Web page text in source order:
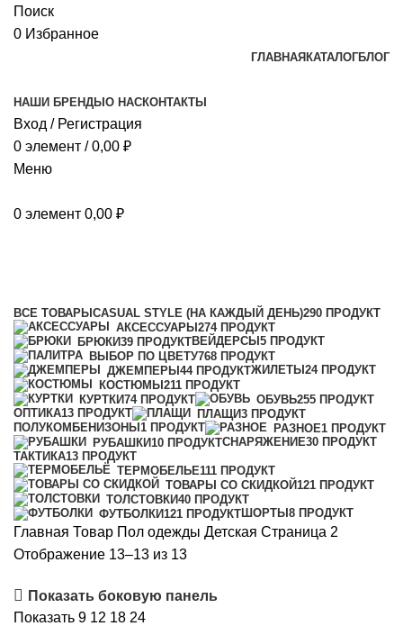
Поиск
0 Избранное
ГЛАВНАЯ КАТАЛОГБЛОГ
НАШИ БРЕНДЫ О НАСКОНТАКТЫ
Вход / Регистрация
0 элемент / 0,00 ₽
Меню
0 элемент 0,00 ₽
ВСЕ ТОВАРЫ CASUAL STYLE (НА КАЖДЫЙ ДЕНЬ)290 ПРОДУКТ
АКСЕССУАРЫ274 ПРОДУКТ
БРЮКИ39 ПРОДУКТВЕЙДЕРСЫ 5 ПРОДУКТ
ВЫБОР ПО ЦВЕТУ768 ПРОДУКТ
ДЖЕМПЕРЫ44 ПРОДУКТЖИЛЕТЫ 24 ПРОДУКТ
КОСТЮМЫ211 ПРОДУКТ
КУРТКИ74 ПРОДУКТ ОБУВЬ255 ПРОДУКТ
ОПТИКА13 ПРОДУКТ ПЛАЩИ3 ПРОДУКТ
ПОЛУКОМБЕНИЗОНЫ 1 ПРОДУКТ РАЗНОЕ1 ПРОДУКТ
РУБАШКИ10 ПРОДУКТСНАРЯЖЕНИЕ30 ПРОДУКТ
ТАКТИКА13 ПРОДУКТ
ТЕРМОБЕЛЬЕ111 ПРОДУКТ
ТОВАРЫ СО СКИДКОЙ121 ПРОДУКТ
ТОЛСТОВКИ40 ПРОДУКТ
ФУТБОЛКИ121 ПРОДУКТШОРТЫ 8 ПРОДУКТ
Главная Товар Пол одежды Детская Страница 2
Отображение 13–13 из 13Сортировка:
недавние
Показать боковую панель
Показать 9 12 18 24